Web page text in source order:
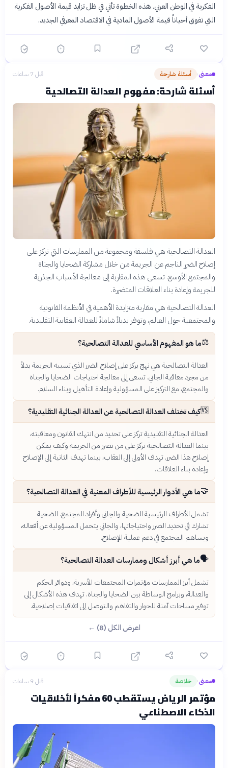
الفكرية في الوطن العربي. هذه الخطوة تأتي في ظل تزايد قيمة الأصول الفكرية
التي تفوق أحياناً قيمة الأصول المادية في الاقتصاد المعرفي الجديد.
معنى› أسئلة شارحة قبل 7 ساعات
أسئلة شارحة: مفهوم العدالة التصالحية
العدالة التصالحية هي فلسفة ومجموعة من الممارسات التي تركز على
إصلاح الضرر الناجم عن الجريمة من خلال مشاركة الضحايا والجناة
والمجتمع الأوسع. تسعى هذه المقاربة إلى معالجة الأسباب الجذرية
للجريمة وإعادة بناء العلاقات المتضررة.
العدالة التصالحية هي مقاربة متزايدة الأهمية في الأنظمة القانونية
والمجتمعية حول العالم، وتوفر بديلاً شاملاً للعدالة العقابية التقليدية.
⚖️ما هو المفهوم الأساسي للعدالة التصالحية؟
العدالة التصالحية هي نهج يركز على إصلاح الضرر الذي تسببه الجريمة بدلاً
من مجرد معاقبة الجاني. تسعى إلى معالجة احتياجات الضحايا والجناة
والمجتمع، مع التركيز على المسؤولية وإعادة التأهيل وبناء السلام.
🆚كيف تختلف العدالة التصالحية عن العدالة الجنائية التقليدية؟
العدالة الجنائية التقليدية تركز على تحديد من انتهك القانون ومعاقبته،
بينما العدالة التصالحية تركز على من تضرر من الجريمة وكيف يمكن
إصلاح هذا الضرر. تهدف الأولى إلى العقاب، بينما تهدف الثانية إلى الإصلاح
وإعادة بناء العلاقات.
🤝ما هي الأدوار الرئيسية للأطراف المعنية في العدالة التصالحية؟
تشمل الأطراف الرئيسية الضحية والجاني وأفراد المجتمع. الضحية
تشارك في تحديد الضرر واحتياجاتها، والجاني يتحمل المسؤولية عن أفعاله،
ويساهم المجتمع في دعم عملية الإصلاح.
🗣️ما هي أبرز أشكال وممارسات العدالة التصالحية؟
تشمل أبرز الممارسات مؤتمرات المجتمعات الأسرية، ودوائر الحكم
والعدالة، وبرامج الوساطة بين الضحايا والجناة. تهدف هذه الأشكال إلى
توفير مساحات آمنة للحوار والتفاهم والتوصل إلى اتفاقيات إصلاحية.
اعرض الكل (8) ←
معنى› خلاصة قبل 9 ساعات
مؤتمر الرياض يستقطب 60 مفكراً لأخلاقيات
الذكاء الاصطناعي